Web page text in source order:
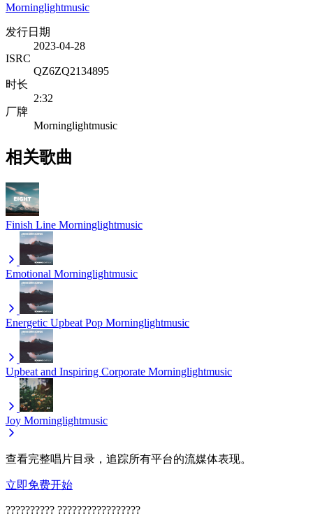
Morninglightmusic
发行日期
2023-04-28
ISRC
QZ6ZQ2134895
时长
2:32
厂牌
Morninglightmusic
相关歌曲
Finish Line Morninglightmusic
Emotional Morninglightmusic
Energetic Upbeat Pop Morninglightmusic
Upbeat and Inspiring Corporate Morninglightmusic
Joy Morninglightmusic
查看完整唱片目录，追踪所有平台的流媒体表现。
立即免费开始
?????????? ?????????????????